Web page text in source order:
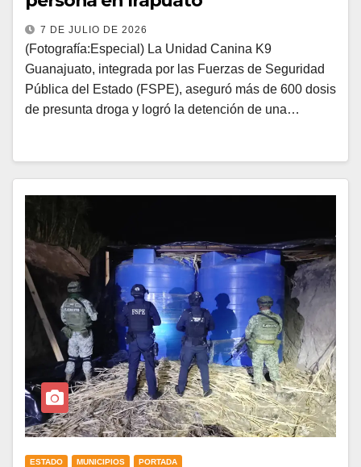
7 DE JULIO DE 2026
(Fotografía:Especial) La Unidad Canina K9
Guanajuato, integrada por las Fuerzas de Seguridad
Pública del Estado (FSPE), aseguró más de 600 dosis
de presunta droga y logró la detención de una…
ESTADO MUNICIPIOS PORTADA